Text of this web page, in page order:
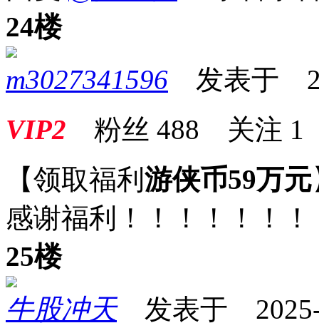
24楼
m3027341596 发表于
VIP2 粉丝 488 关注 1
【领取福利 游侠币59万元
感谢福利！！！！！！！
25楼
牛股冲天发表于 2025-